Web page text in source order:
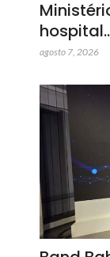
agosto 7, 2026